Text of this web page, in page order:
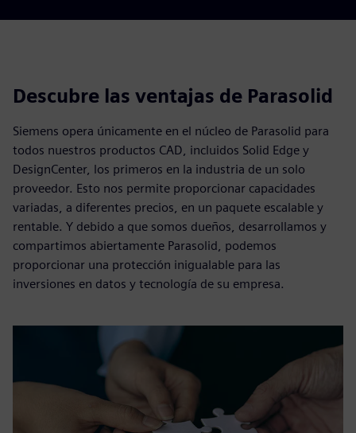
Descubre las ventajas de Parasolid
Siemens opera únicamente en el núcleo de Parasolid para
todos nuestros productos CAD, incluidos Solid Edge y
DesignCenter, los primeros en la industria de un solo
proveedor. Esto nos permite proporcionar capacidades
variadas, a diferentes precios, en un paquete escalable y
rentable. Y debido a que somos dueños, desarrollamos y
compartimos abiertamente Parasolid, podemos
proporcionar una protección inigualable para las
inversiones en datos y tecnología de su empresa.